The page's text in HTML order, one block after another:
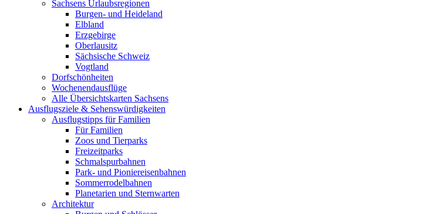
Sachsens Urlaubsregionen
Burgen- und Heideland
Elbland
Erzgebirge
Oberlausitz
Sächsische Schweiz
Vogtland
Dorfschönheiten
Wochenendausflüge
Alle Übersichtskarten Sachsens
Ausflugsziele & Sehenswürdigkeiten
Ausflugstipps für Familien
Für Familien
Zoos und Tierparks
Freizeitparks
Schmalspurbahnen
Park- und Pioniereisenbahnen
Sommerrodelbahnen
Planetarien und Sternwarten
Architektur